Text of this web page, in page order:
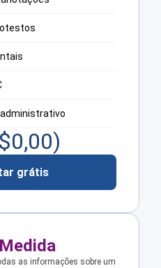
0,00)
grátis
as informações sobre um